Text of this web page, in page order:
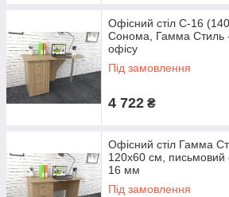
Офісний стіл С-16
Сонома, Гамма Стиль -
офісу
Під замовлення
4 722 ₴
Офісний стіл Гамма
120x60 см, письмовий
16 мм
Під замовлення